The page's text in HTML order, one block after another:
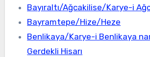
Bayıraltı/Ağcakilise/Karye-i
Bayramtepe/Hize/Heze
Benlikaya/Karye-i Benlikaya
Gerdekli Hisarı